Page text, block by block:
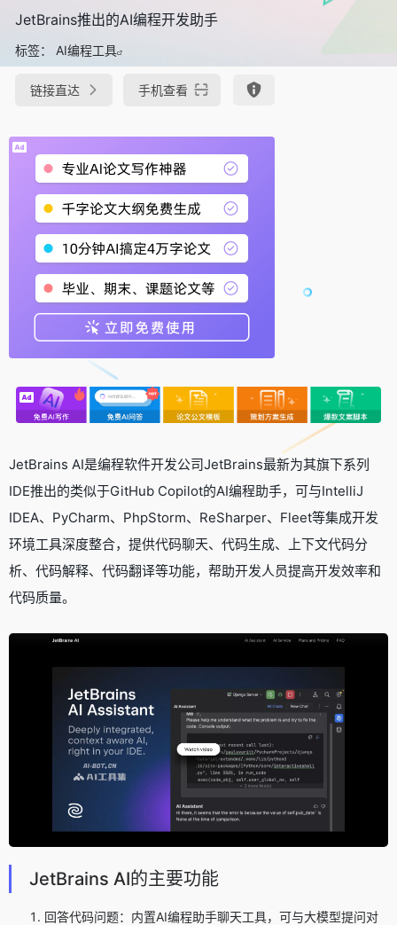
JetBrains推出的AI编程开发助手
标签： AI编程工具
链接直达 手机查看
JetBrains AI是编程软件开发公司JetBrains最新为其旗下系列
IDE推出的类似于GitHub Copilot的AI编程助手，可与IntelliJ
IDEA、PyCharm、PhpStorm、ReSharper、Fleet等集成开发
环境工具深度整合，提供代码聊天、代码生成、上下文代码分
析、代码解释、代码翻译等功能，帮助开发人员提高开发效率和
代码质量。
JetBrains AI的主要功能
回答代码问题：内置AI编程助手聊天工具，可与大模型提问对